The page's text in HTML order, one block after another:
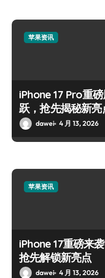
苹果资讯
iPhone 17 Pro重
跃，抢先揭秘新亮
dawei 4 月 13, 2026
苹果资讯
iPhone 17重磅来
抢先解锁新亮点
dawei 4 月 13, 2026